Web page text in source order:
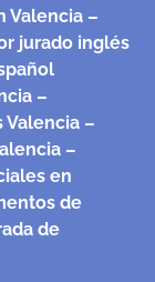
Valencia –
jurado inglés
–
Valencia –
–
en
de
de